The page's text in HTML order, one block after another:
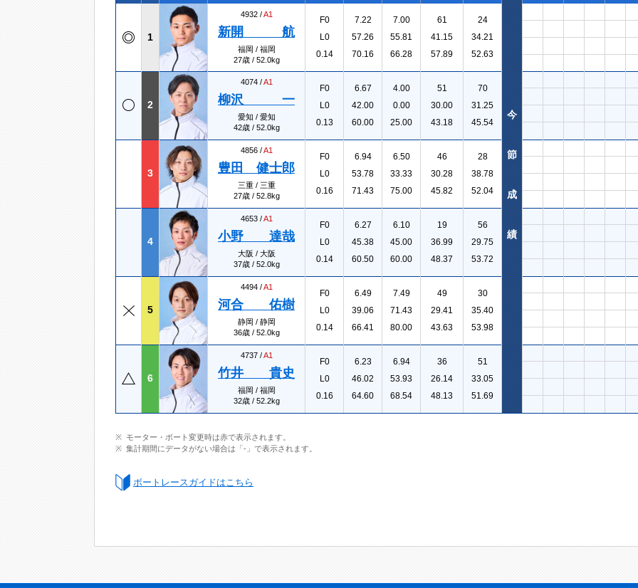
1
4932 /A1
新開 航
福岡 / 福岡
27歳 / 52.0kg
F0
L0
0.14
7.22
57.26
70.16
7.00
55.81
66.28
61
41.15
57.89
24
34.21
52.63
2
4074 /A1
柳沢 一
愛知 / 愛知
42歳 / 52.0kg
F0
L0
0.13
6.67
42.00
60.00
4.00
0.00
25.00
51
30.00
43.18
70
31.25
45.54
3
4856 /A1
豊田 健士郎
三重 / 三重
27歳 / 52.8kg
F0
L0
0.16
6.94
53.78
71.43
6.50
33.33
75.00
46
30.28
45.82
28
38.78
52.04
4
4653 /A1
小野 達哉
大阪 / 大阪
37歳 / 52.0kg
F0
L0
0.14
6.27
45.38
60.50
6.10
45.00
60.00
19
36.99
48.37
56
29.75
53.72
5
4494 /A1
河合 佑樹
静岡 / 静岡
36歳 / 52.0kg
F0
L0
0.14
6.49
39.06
66.41
7.49
71.43
80.00
49
29.41
43.63
30
35.40
53.98
6
4737 /A1
竹井 貴史
福岡 / 福岡
32歳 / 52.2kg
F0
L0
0.16
6.23
46.02
64.60
6.94
53.93
68.54
36
26.14
48.13
51
33.05
51.69
今
節
成
績
モーター・ボート変更時は赤で表示されます。
集計期間にデータがない場合は「-」で表示されます。
ボートレースガイドはこちら